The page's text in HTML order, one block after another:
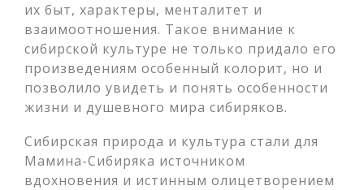
их быт, характеры, менталитет и
взаимоотношения. Такое внимание к
сибирской культуре не только придало его
произведениям особенный колорит, но и
позволило увидеть и понять особенности
жизни и душевного мира сибиряков.
Сибирская природа и культура стали для
Мамина-Сибиряка источником
вдохновения и истинным олицетворением